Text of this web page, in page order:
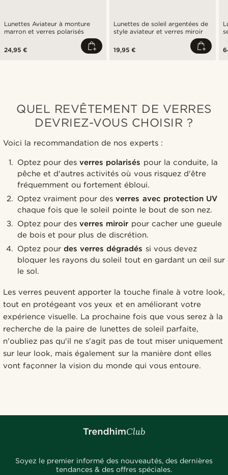
Lunettes Aviateur à monture
marron et verres polarisés
24,95 €
Lunettes de soleil argentées de
style aviateur et verres miroir
19,95 €
QUEL REVÊTEMENT DE VERRES
DEVRIEZ-VOUS CHOISIR ?
Voici la recommandation de nos experts :
Optez pour desverres polarisés pour la conduite, la
pêche et d'autres activités où vous risquez d'être
fréquemment ou fortement ébloui.
Optez vraiment pour desverres avec protection UV
chaque fois que le soleil pointe le bout de son nez.
Optez pour desverres miroir pour cacher une gueule
de bois et pour plus de discrétion.
Optez pourdes verres dégradés si vous devez
bloquer les rayons du soleil tout en gardant un œil sur
le sol.
Les verres peuvent apporter la touche finale à votre look,
tout en protégeant vos yeux et en améliorant votre
expérience visuelle. La prochaine fois que vous serez à la
recherche de la paire de lunettes de soleil parfaite,
n'oubliez pas qu'il ne s'agit pas de tout miser uniquement
sur leur look, mais également sur la manière dont elles
vont façonner la vision du monde qui vous entoure.
Soyez le premier informé des nouveautés, des dernières
tendances & des offres spéciales.